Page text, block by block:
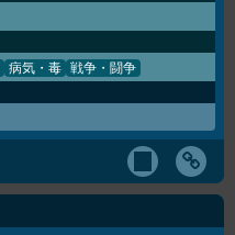
病気・毒 戦争・闘争